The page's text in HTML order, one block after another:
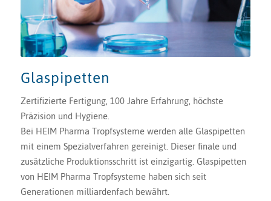
Glaspipetten
Zertifizierte Fertigung, 100 Jahre Erfahrung, höchste
Präzision und Hygiene.
Bei HEIM Pharma Tropfsysteme werden alle Glaspipetten
mit einem Spezialverfahren gereinigt. Dieser finale und
zusätzliche Produktionsschritt ist einzigartig. Glaspipetten
von HEIM Pharma Tropfsysteme haben sich seit
Generationen milliardenfach bewährt.